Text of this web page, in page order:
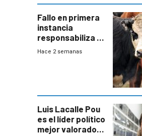
Fallo en primera
instancia
responsabiliza al
Estado por falta
Hace 2 semanas
Luis Lacalle Pou
es el líder político
mejor valorado